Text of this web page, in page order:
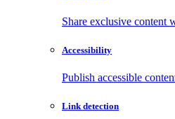
Share exclusive content
Accessibility
Publish accessible
Link detection